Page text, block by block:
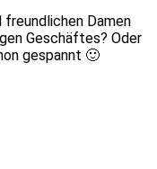
freundlichen Damen
Geschäftes? Oder
gespannt 🙂